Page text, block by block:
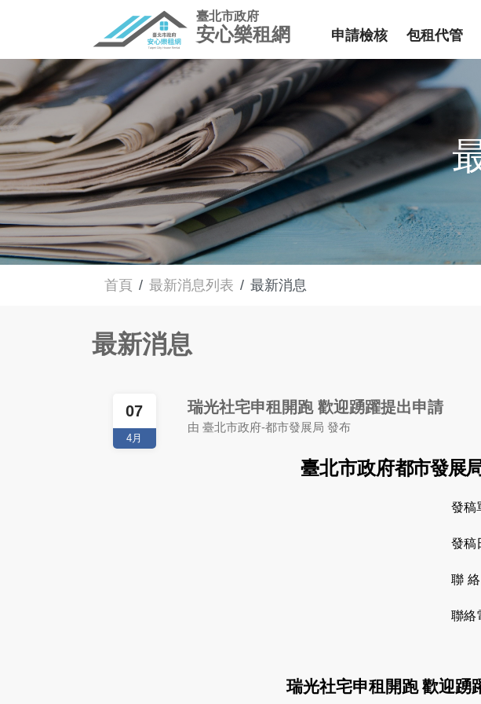
臺北市政府
安心樂租網 申請檢核 包租代管
首頁 最新消息列表 最新消息
最新消息
07
4月
瑞光社宅申租開跑 歡迎踴躍提出申請
由 臺北市政府-都市發展局 發布
臺北市政府都市發展
發稿
發稿
聯 絡
聯絡
瑞光社宅申租開跑 歡迎踴